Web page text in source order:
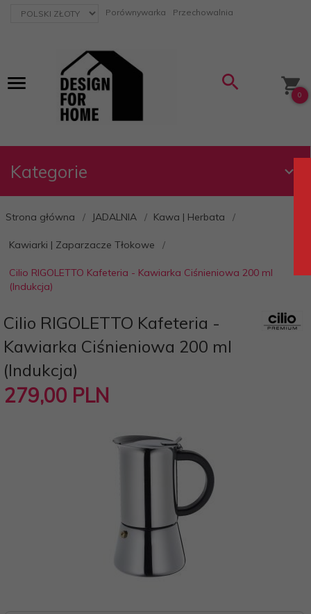
currency_h Porównywarka Przechowalnia
0
Kategorie
Strona główna JADALNIA Kawa | Herbata
Kawiarki | Zaparzacze Tłokowe
Cilio RIGOLETTO Kafeteria - Kawiarka Ciśnieniowa 200 ml
(Indukcja)
Cilio RIGOLETTO Kafeteria -
Kawiarka Ciśnieniowa 200 ml
(Indukcja)
279,00 PLN